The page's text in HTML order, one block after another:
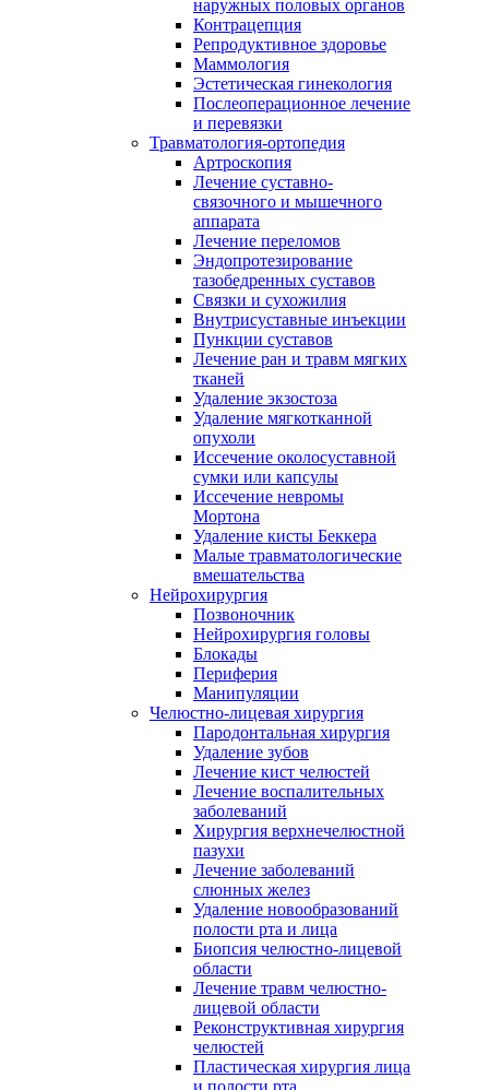
наружных половых органов
Контрацепция
Репродуктивное здоровье
Маммология
Эстетическая гинекология
Послеоперационное лечение
и перевязки
Травматология-ортопедия
Артроскопия
Лечение суставно-
связочного и мышечного
аппарата
Лечение переломов
Эндопротезирование
тазобедренных суставов
Связки и сухожилия
Внутрисуставные инъекции
Пункции суставов
Лечение ран и травм мягких
тканей
Удаление экзостоза
Удаление мягкотканной
опухоли
Иссечение околосуставной
сумки или капсулы
Иссечение невромы
Мортона
Удаление кисты Беккера
Малые травматологические
вмешательства
Нейрохирургия
Позвоночник
Нейрохирургия головы
Блокады
Периферия
Манипуляции
Челюстно-лицевая хирургия
Пародонтальная хирургия
Удаление зубов
Лечение кист челюстей
Лечение воспалительных
заболеваний
Хирургия верхнечелюстной
пазухи
Лечение заболеваний
слюнных желез
Удаление новообразований
полости рта и лица
Биопсия челюстно-лицевой
области
Лечение травм челюстно-
лицевой области
Реконструктивная хирургия
челюстей
Пластическая хирургия лица
и полости рта